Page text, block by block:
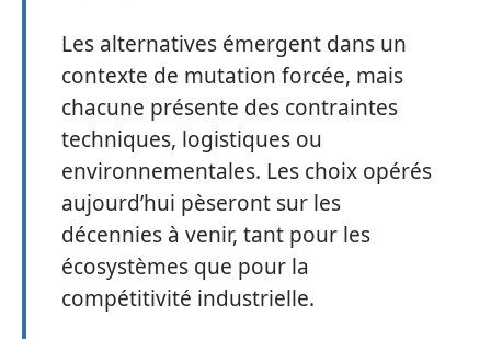
Les alternatives émergent dans un
contexte de mutation forcée, mais
chacune présente des contraintes
techniques, logistiques ou
environnementales. Les choix opérés
aujourd’hui pèseront sur les
décennies à venir, tant pour les
écosystèmes que pour la
compétitivité industrielle.